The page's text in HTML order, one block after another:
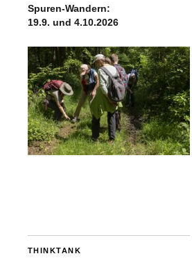
Spuren-Wandern:
19.9. und 4.10.2026
THINKTANK